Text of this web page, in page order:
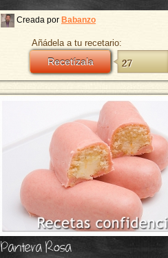
Creada por Babanzo
Añádela a tu recetario:
Recetízala 27
Pantera Rosa